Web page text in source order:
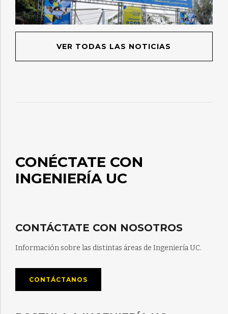
VER TODAS LAS NOTICIAS
CONÉCTATE CON
INGENIERÍA UC
CONTÁCTATE CON NOSOTROS
Información sobre las distintas áreas de Ingeniería UC.
CONTÁCTANOS